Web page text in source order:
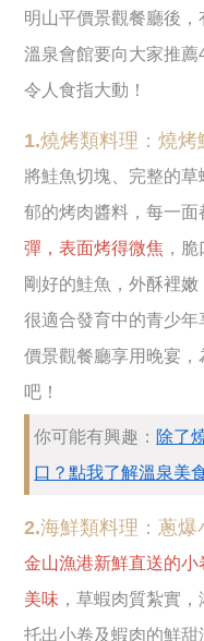
明山平價景觀餐廳後
溫泉會館要向大家推
令人食指大動！
1.燒烤類料理：燒烤
將鮭魚切塊、完整的
郁的烤肉醬料，每一
彈，表面烤得微焦 ，
剛好的鮭魚，外酥裡嫩
很適合發育中的青少
價景觀餐廳享用晚宴
吧！
你可能有興趣： 除了
口？點我了解溫泉美
2.海鮮類料理：蔥爆
金山漁港新鮮直送的
美味 ，草蝦肉質紮實
托出小卷及蝦肉的鮮